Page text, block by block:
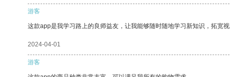
游客
这款app是我学习路上的良师益友，让我能够随时随地学习新知识，拓宽
2024-04-01
游客